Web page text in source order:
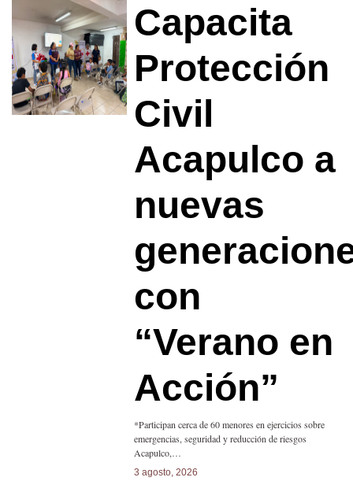
Capacita
Protección
Civil
Acapulco a
nuevas
con
“Verano en
Acción”
*Participan cerca de 60 menores en ejercicios sobre
emergencias, seguridad y reducción de riesgos
Acapulco,…
3 agosto, 2026